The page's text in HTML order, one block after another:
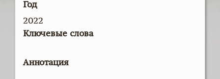
Год
2022
Ключевые слова
Аннотация